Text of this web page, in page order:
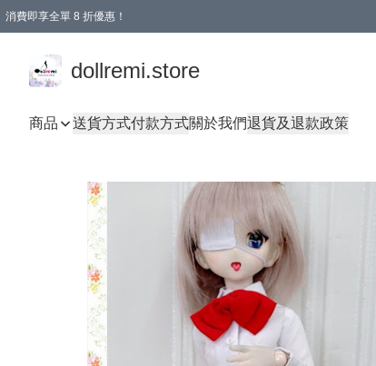
消費即享全單 8 折優惠！
dollremi.store
商品 送貨方式付款方式關於我們退貨及退款政策